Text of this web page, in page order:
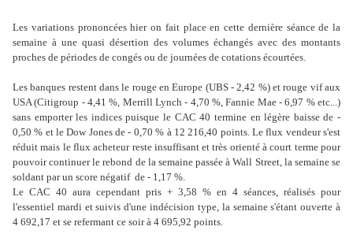
Les variations prononcées hier on fait place en cette dernière séance de la
semaine à une quasi désertion des volumes échangés avec des montants
proches de périodes de congés ou de journées de cotations écourtées.
Les banques restent dans le rouge en Europe (UBS - 2,42 %) et rouge vif aux
USA (Citigroup - 4,41 %, Merrill Lynch - 4,70 %, Fannie Mae - 6,97 % etc...)
sans emporter les indices puisque le CAC 40 termine en légère baisse de -
0,50 % et le Dow Jones de - 0,70 % à 12 216,40 points. Le flux vendeur s'est
réduit mais le flux acheteur reste insuffisant et très orienté à court terme pour
pouvoir continuer le rebond de la semaine passée à Wall Street, la semaine se
soldant par un score négatif de - 1,17 %.
Le CAC 40 aura cependant pris + 3,58 % en 4 séances, réalisés pour
l'essentiel mardi et suivis d'une indécision type, la semaine s'étant ouverte à
4 692,17 et se refermant ce soir à 4 695,92 points.